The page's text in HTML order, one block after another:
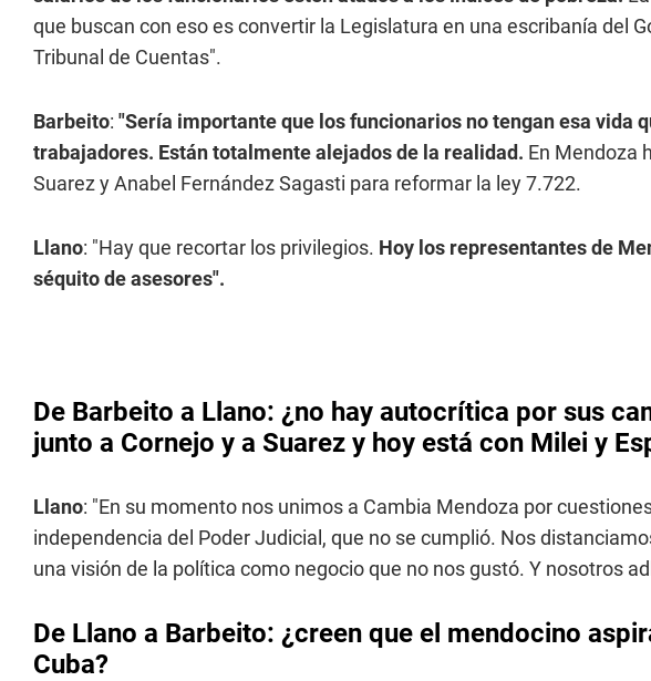
que buscan con eso es convertir la Legislatura en una escribanía del
Tribunal de Cuentas".
Barbeito: "Sería importante que los funcionarios no tengan esa vida
trabajadores. Están totalmente alejados de la realidad. En Mendoza
Suarez y Anabel Fernández Sagasti para reformar la ley 7.722.
Llano: "Hay que recortar los privilegios. Hoy los representantes de
séquito de asesores".
De Barbeito a Llano: ¿no hay autocrítica por sus
junto a Cornejo y a Suarez y hoy está con Milei y
Llano: "En su momento nos unimos a Cambia Mendoza por
independencia del Poder Judicial, que no se cumplió. Nos
una visión de la política como negocio que no nos gustó. Y nosotros
De Llano a Barbeito: ¿creen que el mendocino
Cuba?